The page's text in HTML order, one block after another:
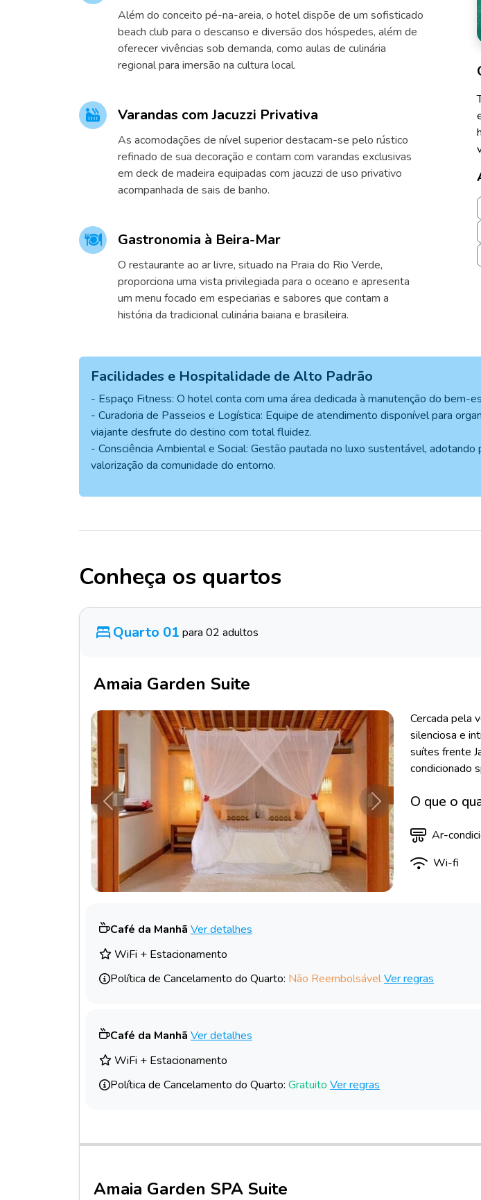
Além do conceito pé-na-areia, o hotel dispõe de um sofisticado
beach club para o descanso e diversão dos hóspedes, além de
oferecer vivências sob demanda, como aulas de culinária
regional para imersão na cultura local.
Varandas com Jacuzzi Privativa
As acomodações de nível superior destacam-se pelo rústico
refinado de sua decoração e contam com varandas exclusivas
em deck de madeira equipadas com jacuzzi de uso privativo
acompanhada de sais de banho.
Gastronomia à Beira-Mar
O restaurante ao ar livre, situado na Praia do Rio Verde,
proporciona uma vista privilegiada para o oceano e apresenta
um menu focado em especiarias e sabores que contam a
história da tradicional culinária baiana e brasileira.
Facilidades e Hospitalidade de Alto Padrão
- Espaço Fitness: O hotel conta com uma área dedicada à manutenção do bem-
- Curadoria de Passeios e Logística: Equipe de atendimento disponível para
viajante desfrute do destino com total fluidez.
- Consciência Ambiental e Social: Gestão pautada no luxo sustentável,
valorização da comunidade do entorno.
Conheça os quartos
Quarto 01 para 02 adultos
Amaia Garden Suite
Anterior Próximo
Cercada pela
silenciosa e
suítes frente
condicionado
O que o
Ar-
Wi-fi
Café da Manhã Ver detalhes
WiFi + Estacionamento
Política de Cancelamento do Quarto: Não ReembolsávelVer regras
Café da Manhã Ver detalhes
WiFi + Estacionamento
Política de Cancelamento do Quarto: Gratuito Ver regras
Amaia Garden SPA Suite